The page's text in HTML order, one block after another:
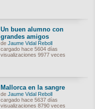
Un buen alumno con
grandes amigos
de Jaume Vidal Reboll
cargado hace 5604 días
visualizaciones 9977 veces
Mallorca en la sangre
de Jaume Vidal Reboll
cargado hace 5637 días
visualizaciones 8790 veces